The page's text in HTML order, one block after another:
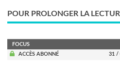
POUR PROLONGER LA
FOCUS
ACCÈS ABONNÉ
31 /